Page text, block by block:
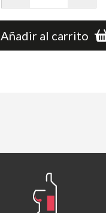
Añadir al carrito